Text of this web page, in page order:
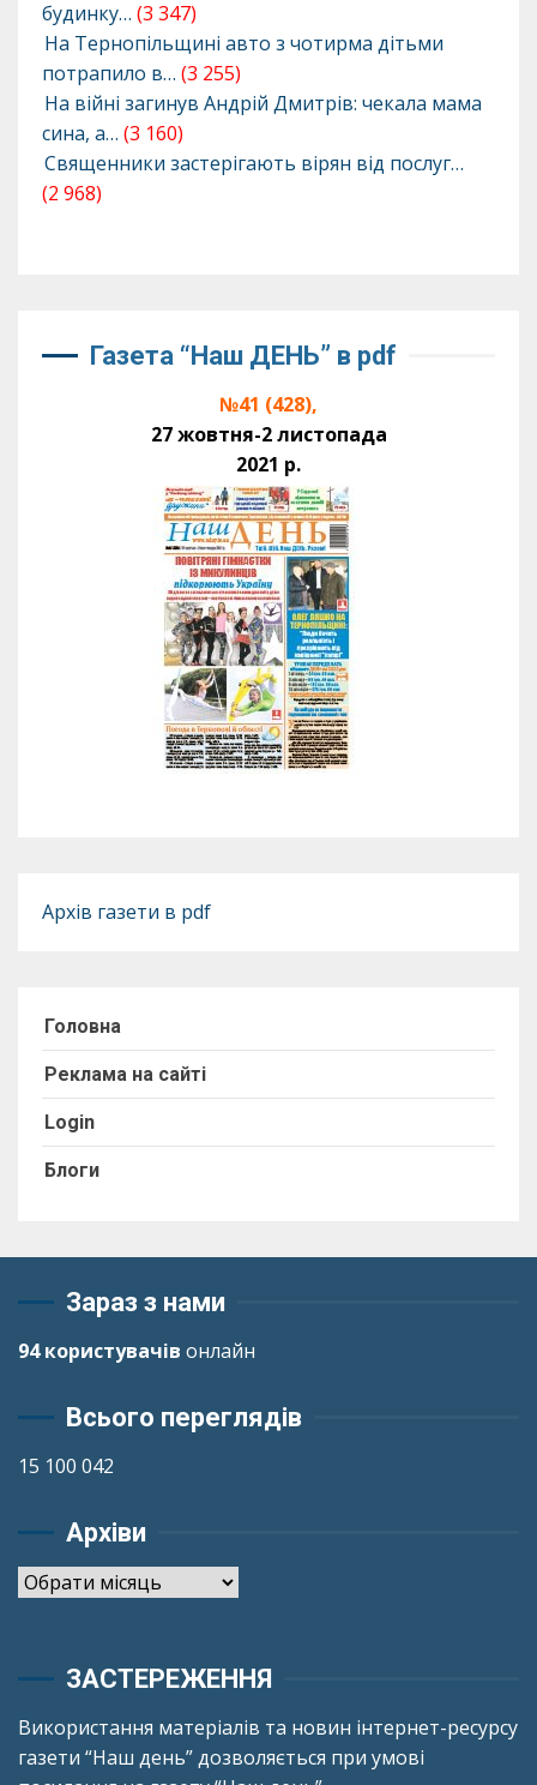
будинку… (3 347)
На Тернопільщині авто з чотирма дітьми
потрапило в… (3 255)
На війні загинув Андрій Дмитрів: чекала мама
сина, а… (3 160)
Священники застерігають вірян від послуг…
(2 968)
Газета “Наш ДЕНЬ” в pdf
№41 (428),
27 жовтня-2 листопада
2021 р.
Архів газети в pdf
Головна
Реклама на сайті
Login
Блоги
Зараз з нами
94 користувачів онлайн
Всього переглядів
15 100 042
Архіви
Архіви
ЗАСТЕРЕЖЕННЯ
Використання матеріалів та новин інтернет-ресурсу
газети “Наш день” дозволяється при умові